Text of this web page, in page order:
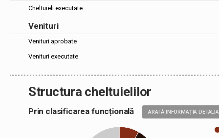
Cheltuieli executate
Venituri
Venituri aprobate
Venituri executate
Structura cheltuielilor
Prin clasificarea funcțională ARATĂ INFORMAȚIA